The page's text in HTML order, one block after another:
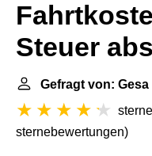
Steuer
Gefragt von: Gesa
sternebewertungen)